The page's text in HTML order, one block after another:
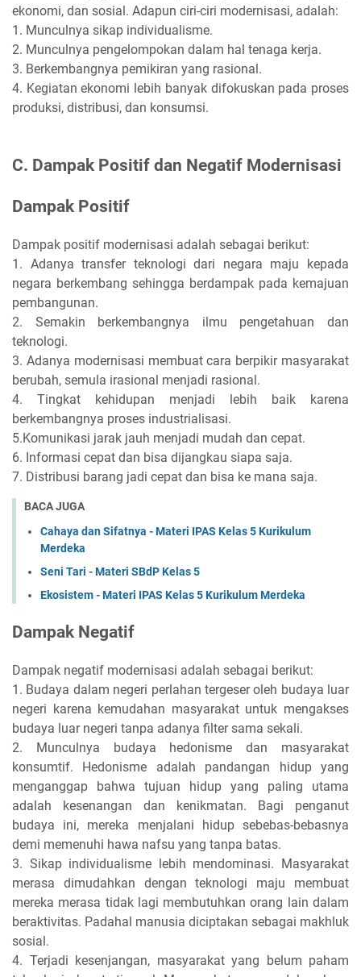
ekonomi, dan sosial. Adapun ciri-ciri modernisasi, adalah:
1. Munculnya sikap individualisme.
2. Munculnya pengelompokan dalam hal tenaga kerja.
3. Berkembangnya pemikiran yang rasional.
4. Kegiatan ekonomi lebih banyak difokuskan pada proses
produksi, distribusi, dan konsumsi.
C. Dampak Positif dan Negatif Modernisasi
Dampak Positif
Dampak positif modernisasi adalah sebagai berikut:
1. Adanya transfer teknologi dari negara maju kepada
negara berkembang sehingga berdampak pada kemajuan
pembangunan.
2. Semakin berkembangnya ilmu pengetahuan dan
teknologi.
3. Adanya modernisasi membuat cara berpikir masyarakat
berubah, semula irasional menjadi rasional.
4. Tingkat kehidupan menjadi lebih baik karena
berkembangnya proses industrialisasi.
5.Komunikasi jarak jauh menjadi mudah dan cepat.
6. Informasi cepat dan bisa dijangkau siapa saja.
7. Distribusi barang jadi cepat dan bisa ke mana saja.
BACA JUGA
Cahaya dan Sifatnya - Materi IPAS Kelas 5 Kurikulum
Merdeka
Seni Tari - Materi SBdP Kelas 5
Ekosistem - Materi IPAS Kelas 5 Kurikulum Merdeka
Dampak Negatif
Dampak negatif modernisasi adalah sebagai berikut:
1. Budaya dalam negeri perlahan tergeser oleh budaya luar
negeri karena kemudahan masyarakat untuk mengakses
budaya luar negeri tanpa adanya filter sama sekali.
2. Munculnya budaya hedonisme dan masyarakat
konsumtif. Hedonisme adalah pandangan hidup yang
menganggap bahwa tujuan hidup yang paling utama
adalah kesenangan dan kenikmatan. Bagi penganut
budaya ini, mereka menjalani hidup sebebas-bebasnya
demi memenuhi hawa nafsu yang tanpa batas.
3. Sikap individualisme lebih mendominasi. Masyarakat
merasa dimudahkan dengan teknologi maju membuat
mereka merasa tidak lagi membutuhkan orang lain dalam
beraktivitas. Padahal manusia diciptakan sebagai makhluk
sosial.
4. Terjadi kesenjangan, masyarakat yang belum paham